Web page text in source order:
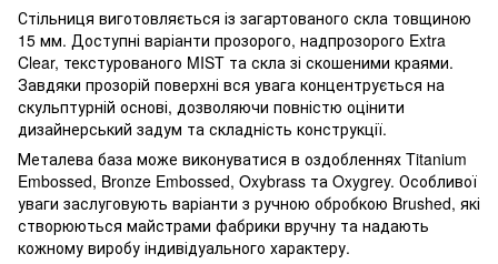
Стільниця виготовляється із загартованого скла товщиною
15 мм. Доступні варіанти прозорого, надпрозорого Extra
Clear, текстурованого MIST та скла зі скошеними краями.
Завдяки прозорій поверхні вся увага концентрується на
скульптурній основі, дозволяючи повністю оцінити
дизайнерський задум та складність конструкції.
Металева база може виконуватися в оздобленнях Titanium
Embossed, Bronze Embossed, Oxybrass та Oxygrey. Особливої
уваги заслуговують варіанти з ручною обробкою Brushed, які
створюються майстрами фабрики вручну та надають
кожному виробу індивідуального характеру.